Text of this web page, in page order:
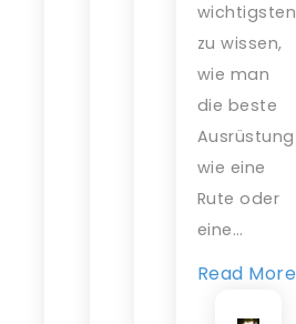
wichtigsten
zu wissen,
wie man
die beste
Ausrüstung
wie eine
Rute oder
eine…
Read More